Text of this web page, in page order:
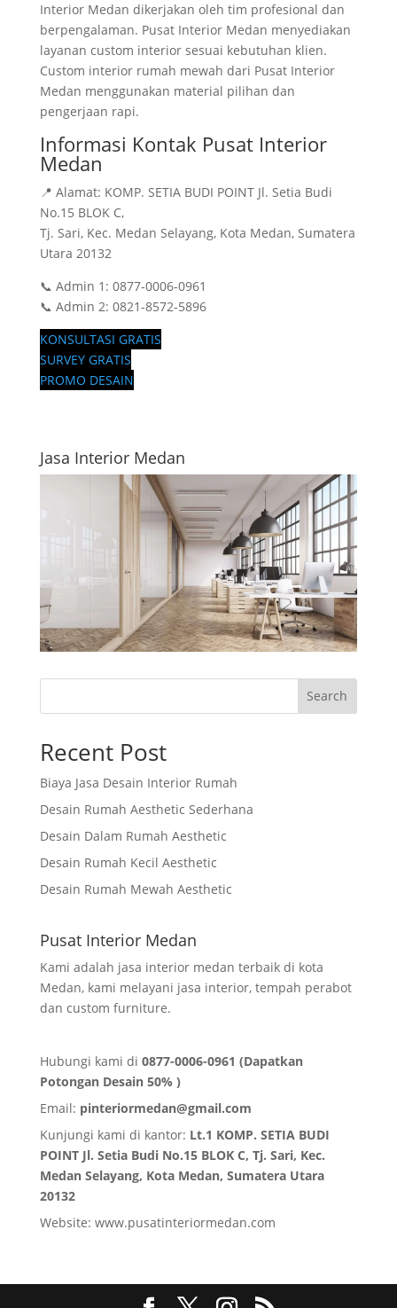
Interior Medan dikerjakan oleh tim profesional dan
berpengalaman. Pusat Interior Medan menyediakan
layanan custom interior sesuai kebutuhan klien.
Custom interior rumah mewah dari Pusat Interior
Medan menggunakan material pilihan dan
pengerjaan rapi.
Informasi Kontak Pusat Interior
Medan
📍 Alamat: KOMP. SETIA BUDI POINT Jl. Setia Budi
No.15 BLOK C,
Tj. Sari, Kec. Medan Selayang, Kota Medan, Sumatera
Utara 20132
📞 Admin 1: 0877-0006-0961
📞 Admin 2: 0821-8572-5896
KONSULTASI GRATIS
SURVEY GRATIS
PROMO DESAIN
Jasa Interior Medan
Search
Recent Post
Biaya Jasa Desain Interior Rumah
Desain Rumah Aesthetic Sederhana
Desain Dalam Rumah Aesthetic
Desain Rumah Kecil Aesthetic
Desain Rumah Mewah Aesthetic
Pusat Interior Medan
Kami adalah jasa interior medan terbaik di kota
Medan, kami melayani jasa interior, tempah perabot
dan custom furniture.
Hubungi kami di 0877-0006-0961 (Dapatkan
Potongan Desain 50% )
Email: pinteriormedan@gmail.com
Kunjungi kami di kantor: Lt.1 KOMP. SETIA BUDI
POINT Jl. Setia Budi No.15 BLOK C, Tj. Sari, Kec.
Medan Selayang, Kota Medan, Sumatera Utara
20132
Website: www.pusatinteriormedan.com